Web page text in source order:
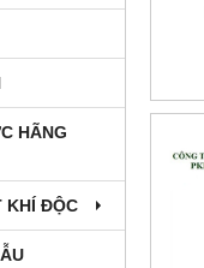
HÃNG
KHÍ ĐỘC